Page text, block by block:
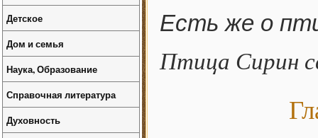
Есть же о
Птица Сирин
Детское
Дом и семья
Наука, Образование
Справочная литература
Духовность